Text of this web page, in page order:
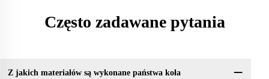
Często zadawane pytania
Z jakich materiałów są wykonane państwa koła